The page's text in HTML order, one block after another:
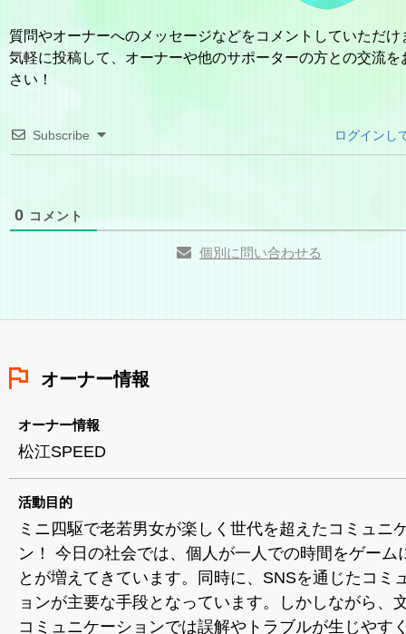
質問やオーナーへのメッセージなどをコメントしていただけ
気軽に投稿して、オーナーや他のサポーターの方との交流を
さい！
Subscribe ログインし
0 コメント
個別に問い合わせる
オーナー情報
オーナー情報
松江SPEED
活動目的
ミニ四駆で老若男女が楽しく世代を超えたコミュニ
ン！ 今日の社会では、個人が一人での時間をゲーム
とが増えてきています。同時に、SNSを通じたコミ
ョンが主要な手段となっています。しかしながら、
コミュニケーションでは誤解やトラブルが生じやす